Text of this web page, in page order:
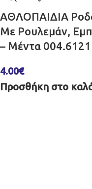
ΑΘΛΟΠΑΙΔΙΑ
Με Ρουλεμάν,
– Μέντα
4.00€
Προσθήκη στο